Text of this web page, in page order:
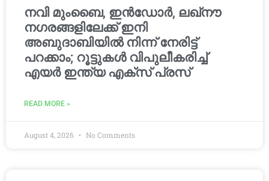
നവി മുംബൈ, ഇൻഡോർ, ലഖ്നൗ
നഗരങ്ങളിലേക്ക് ഇനി
അബുദാബിയിൽ നിന്ന് നേരിട്ട്
പറക്കാം; റൂട്ടുകൾ വിപുലീകരിച്ച്
എയർ ഇന്ത്യ എക്സ് പ്രസ്
READ MORE »
August 4, 2026 No Comments